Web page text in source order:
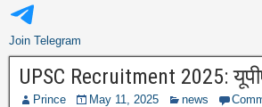
Join Telegram
UPSC Recruitment 2025:
Prince May 11, 2025 news